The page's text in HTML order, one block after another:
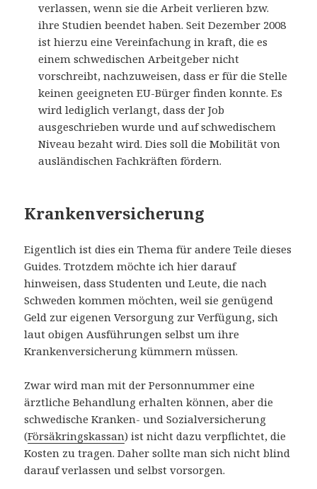
verlassen, wenn sie die Arbeit verlieren bzw.
ihre Studien beendet haben. Seit Dezember 2008
ist hierzu eine Vereinfachung in kraft, die es
einem schwedischen Arbeitgeber nicht
vorschreibt, nachzuweisen, dass er für die Stelle
keinen geeigneten EU-Bürger finden konnte. Es
wird lediglich verlangt, dass der Job
ausgeschrieben wurde und auf schwedischem
Niveau bezaht wird. Dies soll die Mobilität von
ausländischen Fachkräften fördern.
Krankenversicherung
Eigentlich ist dies ein Thema für andere Teile dieses
Guides. Trotzdem möchte ich hier darauf
hinweisen, dass Studenten und Leute, die nach
Schweden kommen möchten, weil sie genügend
Geld zur eigenen Versorgung zur Verfügung, sich
laut obigen Ausführungen selbst um ihre
Krankenversicherung kümmern müssen.
Zwar wird man mit der Personnummer eine
ärztliche Behandlung erhalten können, aber die
schwedische Kranken- und Sozialversicherung
(Försäkringskassan) ist nicht dazu verpflichtet, die
Kosten zu tragen. Daher sollte man sich nicht blind
darauf verlassen und selbst vorsorgen.